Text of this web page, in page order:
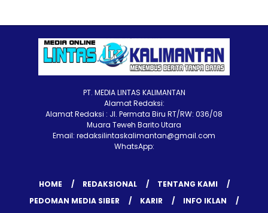
PT. MEDIA LINTAS KALIMANTAN
Alamat Redaksi:
Alamat Redaksi : Jl. Permata Biru RT/RW: 036/08
Muara Teweh Barito Utara
Email: redaksilintaskalimantan@gmail.com
WhatsApp:
HOME REDAKSIONAL
TENTANG KAMI
PEDOMAN MEDIA SIBER
KARIR
INFO IKLAN